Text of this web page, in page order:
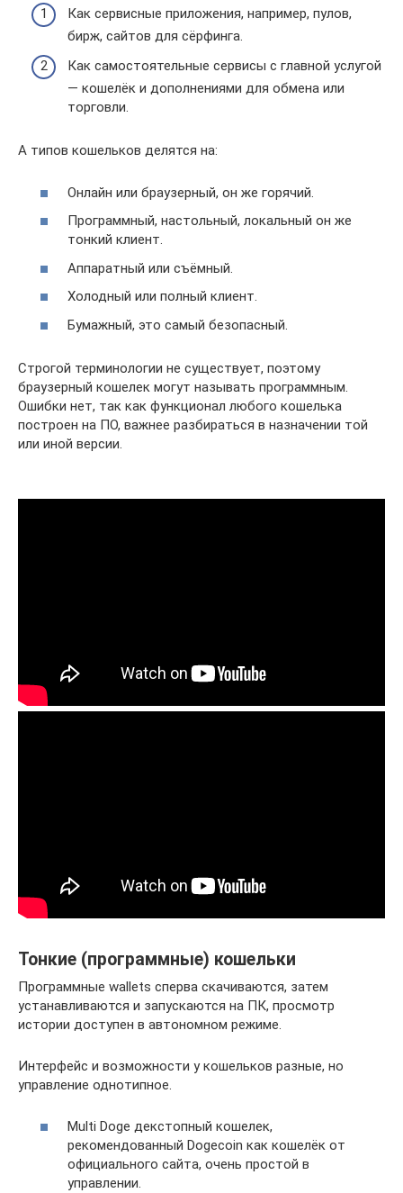
Как сервисные приложения, например, пулов,
бирж, сайтов для сёрфинга.
Как самостоятельные сервисы с главной услугой
— кошелёк и дополнениями для обмена или
торговли.
А типов кошельков делятся на:
Онлайн или браузерный, он же горячий.
Программный, настольный, локальный он же
тонкий клиент.
Аппаратный или съёмный.
Холодный или полный клиент.
Бумажный, это самый безопасный.
Строгой терминологии не существует, поэтому
браузерный кошелек могут называть программным.
Ошибки нет, так как функционал любого кошелька
построен на ПО, важнее разбираться в назначении той
или иной версии.
Тонкие (программные) кошельки
Программные wallets сперва скачиваются, затем
устанавливаются и запускаются на ПК, просмотр
истории доступен в автономном режиме.
Интерфейс и возможности у кошельков разные, но
управление однотипное.
Multi Doge декстопный кошелек,
рекомендованный Dogecoin как кошелёк от
официального сайта, очень простой в
управлении.